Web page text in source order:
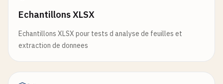
Echantillons XLSX
Echantillons XLSX pour tests d analyse de feuilles et
extraction de donnees